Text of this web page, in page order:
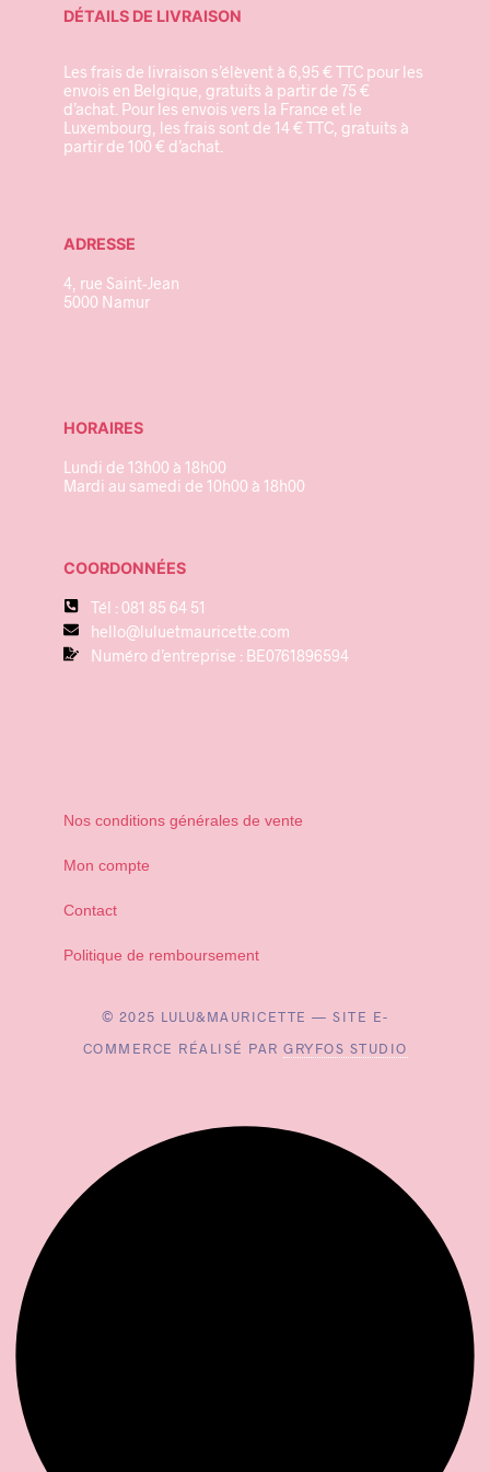
DÉTAILS DE LIVRAISON
Les frais de livraison s’élèvent à 6,95 € TTC pour les
envois en Belgique, gratuits à partir de 75 €
d’achat. Pour les envois vers la France et le
Luxembourg, les frais sont de 14 € TTC, gratuits à
partir de 100 € d’achat.
ADRESSE
4, rue Saint-Jean
5000 Namur
HORAIRES
Lundi de 13h00 à 18h00
Mardi au samedi de 10h00 à 18h00
COORDONNÉES
Tél : 081 85 64 51
hello@luluetmauricette.com
Numéro d’entreprise : BE0761896594
Nos conditions générales de vente
Mon compte
Contact
Politique de remboursement
© 2025 LULU&MAURICETTE — SITE E-
COMMERCE RÉALISÉ PAR GRYFOS STUDIO